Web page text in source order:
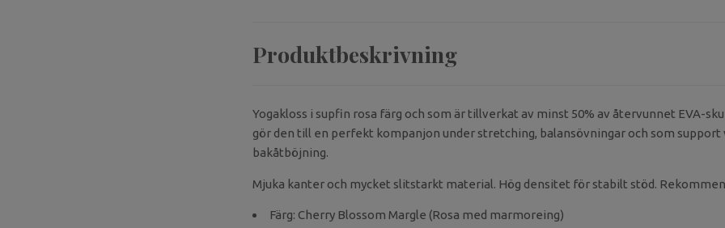
Produktbeskrivning
Yogakloss i supfin rosa färg och som är tillverkat av minst 50% av återvunnet EVA-
gör den till en perfekt kompanjon under stretching, balansövningar och som support
bakåtböjning.
Mjuka kanter och mycket slitstarkt material. Hög densitet för stabilt stöd.
Färg: Cherry Blossom Margle (Rosa med marmoreing)